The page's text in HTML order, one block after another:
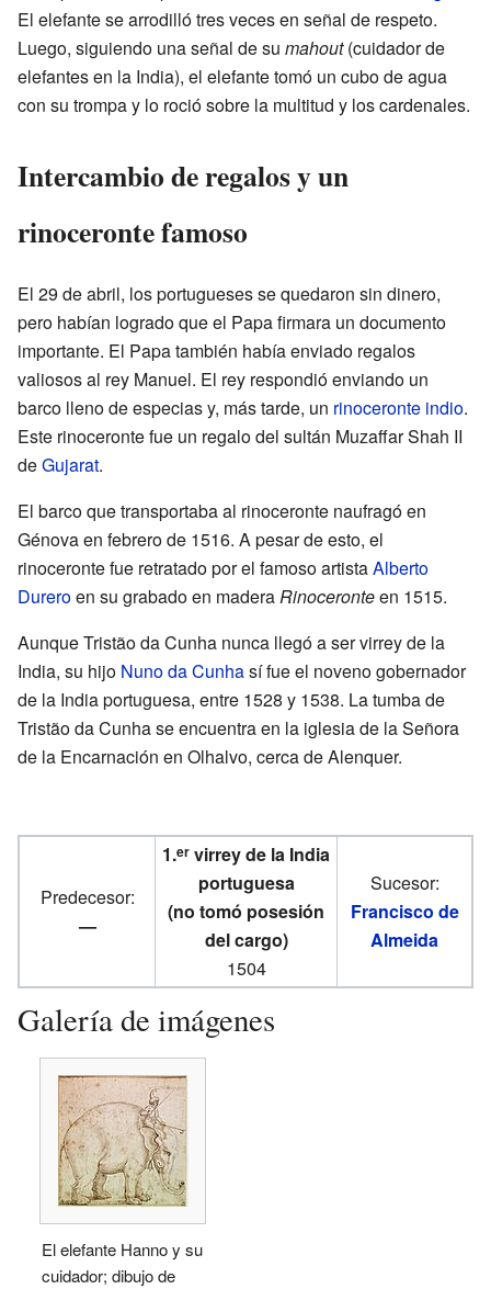
El elefante se arrodilló tres veces en señal de respeto.
Luego, siguiendo una señal de su mahout(cuidador de
elefantes en la India), el elefante tomó un cubo de agua
con su trompa y lo roció sobre la multitud y los cardenales.
Intercambio de regalos y un
rinoceronte famoso
El 29 de abril, los portugueses se quedaron sin dinero,
pero habían logrado que el Papa firmara un documento
importante. El Papa también había enviado regalos
valiosos al rey Manuel. El rey respondió enviando un
barco lleno de especias y, más tarde, un rinoceronte indio.
Este rinoceronte fue un regalo del sultán Muzaffar Shah II
deGujarat.
El barco que transportaba al rinoceronte naufragó en
Génova en febrero de 1516. A pesar de esto, el
rinoceronte fue retratado por el famoso artistaAlberto
Dureroen su grabado en maderaRinoceronteen 1515.
Aunque Tristão da Cunha nunca llegó a ser virrey de la
India, su hijo Nuno da Cunhasí fue el noveno gobernador
de la India portuguesa, entre 1528 y 1538. La tumba de
Tristão da Cunha se encuentra en la iglesia de la Señora
de la Encarnación en Olhalvo, cerca de Alenquer.
Predecesor:
—
1.er virrey de la India
portuguesa
(no tomó posesión
del cargo)
1504
Sucesor:
Francisco de
Almeida
Galería de imágenes
El elefante Hanno y su
cuidador; dibujo de